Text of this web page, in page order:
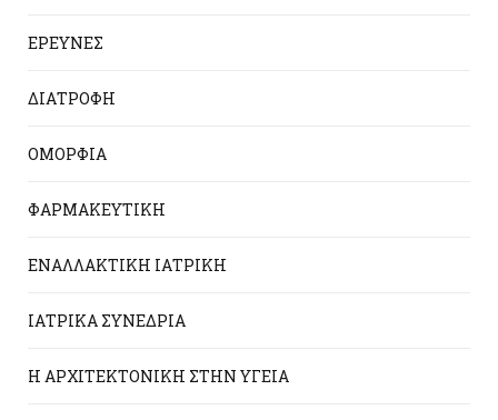
ΕΡΕΥΝΕΣ
ΔΙΑΤΡΟΦΗ
ΟΜΟΡΦΙΑ
ΦΑΡΜΑΚΕΥΤΙΚΗ
ΕΝΑΛΛΑΚΤΙΚΗ ΙΑΤΡΙΚΗ
ΙΑΤΡΙΚΑ ΣΥΝΕΔΡΙΑ
Η ΑΡΧΙΤΕΚΤΟΝΙΚΗ ΣΤΗΝ ΥΓΕΙΑ